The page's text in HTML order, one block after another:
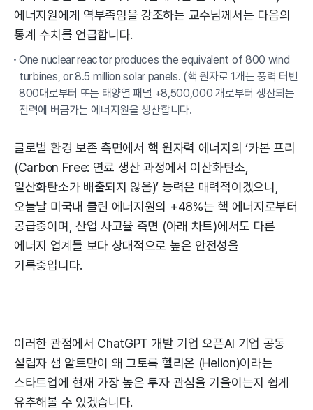
에너지원에게 역부족임을 강조하는 교수님께서는 다음의
통계 수치를 언급합니다.
One nuclear reactor produces the equivalent of 800 wind
turbines, or 8.5 million solar panels. (핵 원자로 1개는 풍력 터빈
800대로부터 또는 태양열 패널 +8,500,000 개로부터 생산되는
전력에 버금가는 에너지원을 생산합니다.
글로벌 환경 보존 측면에서 핵 원자력 에너지의 ‘카본 프리
(Carbon Free: 연료 생산 과정에서 이산화탄소,
일산화탄소가 배출되지 않음)’ 능력은 매력적이겠으니,
오늘날 미국내 클린 에너지원의 +48%는 핵 에너지로부터
공급중이며, 산업 사고율 측면 (아래 차트)에서도 다른
에너지 업계들 보다 상대적으로 높은 안전성을
기록중입니다.
이러한 관점에서 ChatGPT 개발 기업 오픈AI 기업 공동
설립자 샘 알트만이 왜 그토록 헬리온 (Helion)이라는
스타트업에 현재 가장 높은 투자 관심을 기울이는지 쉽게
유추해볼 수 있겠습니다.